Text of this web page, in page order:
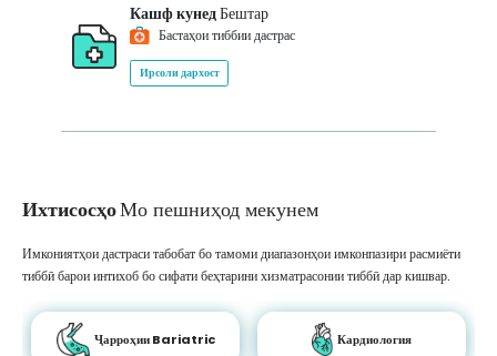
Кашф кунедБештар
Бастаҳои тиббии дастрас
Ирсоли дархост
ИхтисосҳоМо пешниҳод мекунем
Имкониятҳои дастраси табобат бо тамоми диапазонҳои имконпазири расмиёти
тиббӣ барои интихоб бо сифати беҳтарини хизматрасонии тиббӣ дар кишвар.
Ҷарроҳии Bariatric Кардиология